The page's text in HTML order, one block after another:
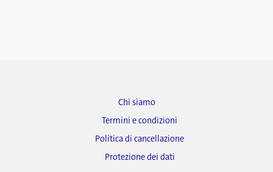
Chi siamo
Termini e condizioni
Politica di cancellazione
Protezione dei dati